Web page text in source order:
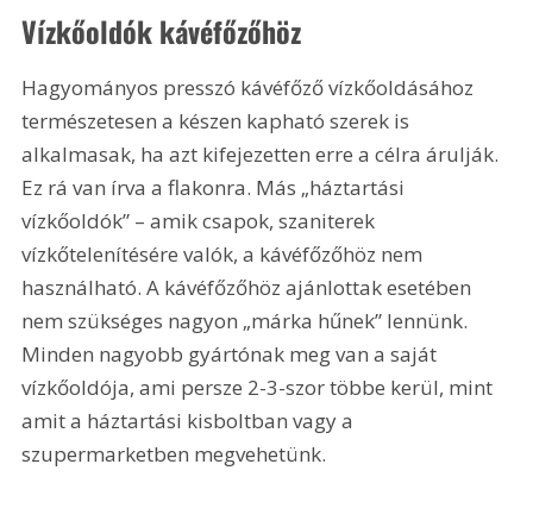
Vízkőoldók kávéfőzőhöz
Hagyományos presszó kávéfőző vízkőoldásához
természetesen a készen kapható szerek is
alkalmasak, ha azt kifejezetten erre a célra árulják.
Ez rá van írva a flakonra. Más „háztartási
vízkőoldók” – amik csapok, szaniterek
vízkőtelenítésére valók, a kávéfőzőhöz nem
használható. A kávéfőzőhöz ajánlottak esetében
nem szükséges nagyon „márka hűnek” lennünk.
Minden nagyobb gyártónak meg van a saját
vízkőoldója, ami persze 2-3-szor többe kerül, mint
amit a háztartási kisboltban vagy a
szupermarketben megvehetünk.